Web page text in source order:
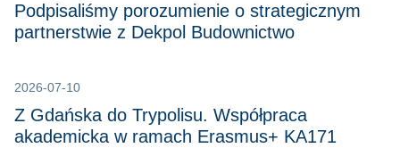
Podpisaliśmy porozumienie o strategicznym
partnerstwie z Dekpol Budownictwo
2026-07-10
Z Gdańska do Trypolisu. Współpraca
akademicka w ramach Erasmus+ KA171